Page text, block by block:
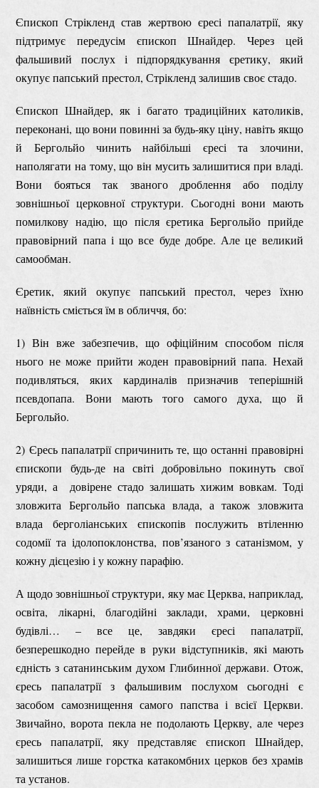
Єпископ Стрікленд став жертвою єресі папалатрії, яку
підтримує передусім єпископ Шнайдер. Через цей
фальшивий послух і підпорядкування єретику, який
окупує папський престол, Стрікленд залишив своє стадо.
Єпископ Шнайдер, як і багато традиційних католиків,
переконані, що вони повинні за будь-яку ціну, навіть якщо
й Бергольйо чинить найбільші єресі та злочини,
наполягати на тому, що він мусить залишитися при владі.
Вони бояться так званого дроблення або поділу
зовнішньої церковної структури. Сьогодні вони мають
помилкову надію, що після єретика Бергольйо прийде
правовірний папа і що все буде добре. Але це великий
самообман.
Єретик, який окупує папський престол, через їхню
наївність сміється їм в обличчя, бо:
1) Він вже забезпечив, що офіційним способом після
нього не може прийти жоден правовірний папа. Нехай
подивляться, яких кардиналів призначив теперішній
псевдопапа. Вони мають того самого духа, що й
Бергольйо.
2) Єресь папалатрії спричинить те, що останні правовірні
єпископи будь-де на світі добровільно покинуть свої
уряди, а довірене стадо залишать хижим вовкам. Тоді
зловжита Бергольйо папська влада, а також зловжита
влада берголіанських єпископів послужить втіленню
содомії та ідолопоклонства, пов’язаного з сатанізмом, у
кожну дієцезію і у кожну парафію.
А щодо зовнішньої структури, яку має Церква, наприклад,
освіта, лікарні, благодійні заклади, храми, церковні
будівлі… – все це, завдяки єресі папалатрії,
безперешкодно перейде в руки відступників, які мають
єдність з сатанинським духом Глибинної держави. Отож,
єресь папалатрії з фальшивим послухом сьогодні є
засобом самознищення самого папства і всієї Церкви.
Звичайно, ворота пекла не подолають Церкву, але через
єресь папалатрії, яку представляє єпископ Шнайдер,
залишиться лише горстка катакомбних церков без храмів
та установ.